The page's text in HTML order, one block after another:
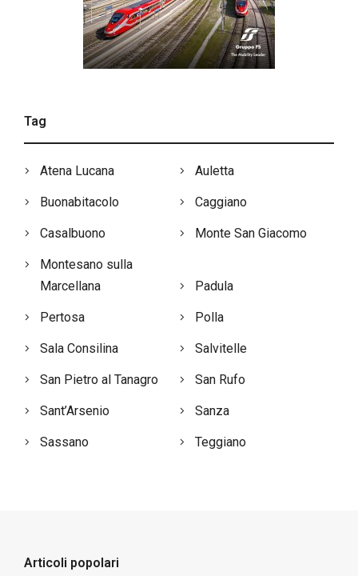
Tag
Atena Lucana Auletta
Buonabitacolo Caggiano
Casalbuono Monte San Giacomo
Montesano sulla
Marcellana
Padula
Pertosa Polla
Sala Consilina Salvitelle
San Pietro al Tanagro San Rufo
Sant’Arsenio Sanza
Sassano Teggiano
Articoli popolari